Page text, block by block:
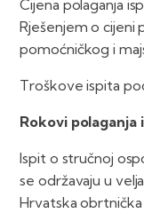
Cijena polaganja
Rješenjem o cijeni
pomoćničkog i
Troškove ispita
Rokovi polaganja
Ispit o stručnoj
se održavaju u
Hrvatska